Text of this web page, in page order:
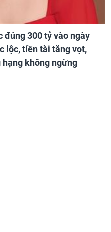
đúng 300 tỷ vào ngày
lộc, tiền tài tăng vọt,
không ngừng